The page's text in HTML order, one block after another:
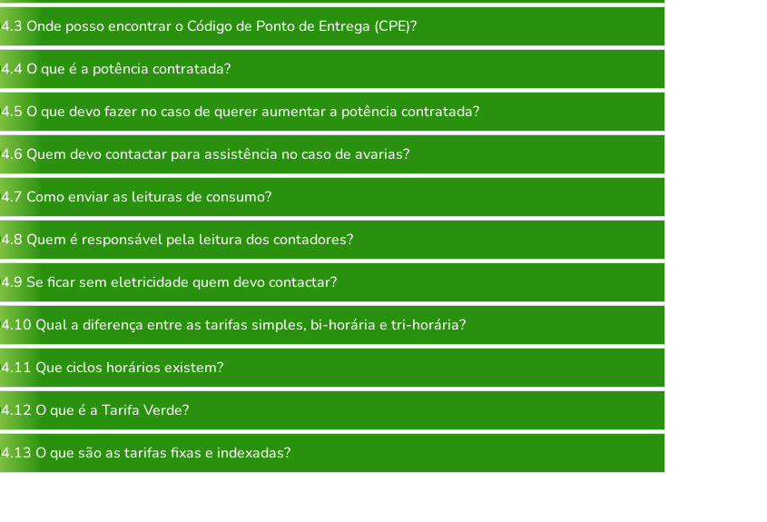
4.3 Onde posso encontrar o Código de Ponto de Entrega (CPE)?
4.4 O que é a potência contratada?
4.5 O que devo fazer no caso de querer aumentar a potência contratada?
4.6 Quem devo contactar para assistência no caso de avarias?
4.7 Como enviar as leituras de consumo?
4.8 Quem é responsável pela leitura dos contadores?
4.9 Se ficar sem eletricidade quem devo contactar?
4.10 Qual a diferença entre as tarifas simples, bi-horária e tri-horária?
4.11 Que ciclos horários existem?
4.12 O que é a Tarifa Verde?
4.13 O que são as tarifas fixas e indexadas?